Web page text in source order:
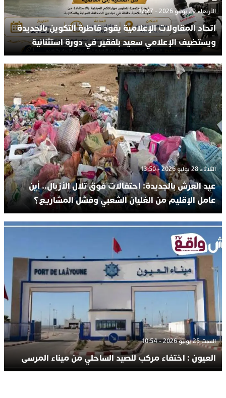
الأربعاء 29 يوليو 2026 - 17:27
اتحاد المقاولات الإعلامية يقود قاطرة التكوين بالجديدة
ويستضيف الإعلامي سعيد بلفقير في دورة استثنائية
الثلاثاء 28 يوليو 2026 - 13:50
عيد العرش بالجديدة: احتفالات فوق تلال الأزبال.. أين
عامل الإقليم من الغليان الشعبي وفشل المشاريع؟
السبت 25 يوليو 2026 - 10:54
العيون : اختفاء مركب للصيد الساحلي من ميناء المرسى